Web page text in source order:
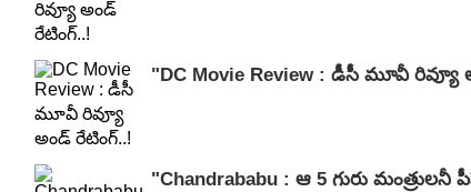
"DC Movie Review : డీసీ మూవీ రివ్యూ
"Chandrababu : ఆ 5 గురు